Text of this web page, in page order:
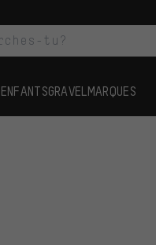
ENFANTSGRAVEL MARQUES